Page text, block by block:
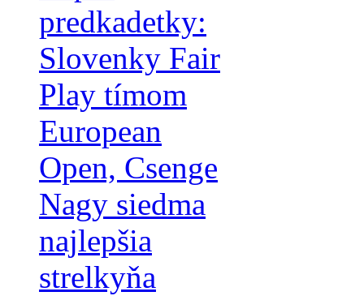
predkadetky:
Slovenky Fair
Play tímom
European
Open, Csenge
Nagy siedma
najlepšia
strelkyňa